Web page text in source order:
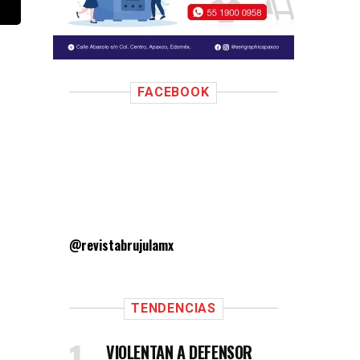
FACEBOOK
@revistabrujulamx
TENDENCIAS
VIOLENTAN A DEFENSOR